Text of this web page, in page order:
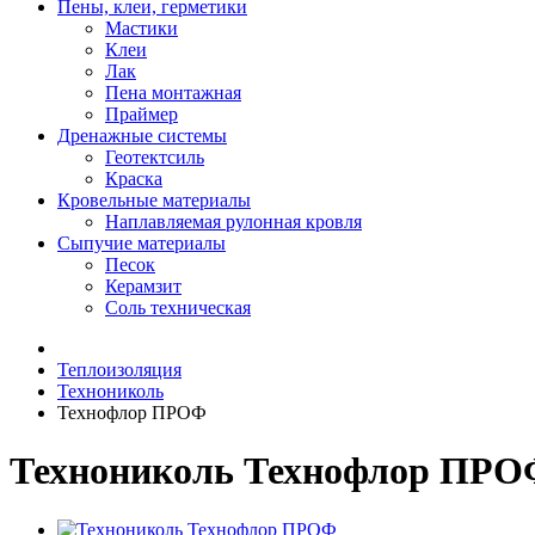
Пены, клеи, герметики
Мастики
Клеи
Лак
Пена монтажная
Праймер
Дренажные системы
Геотектсиль
Краска
Кровельные материалы
Наплавляемая рулонная кровля
Сыпучие материалы
Песок
Керамзит
Соль техническая
Теплоизоляция
Технониколь
Технофлор ПРОФ
Технониколь Технофлор